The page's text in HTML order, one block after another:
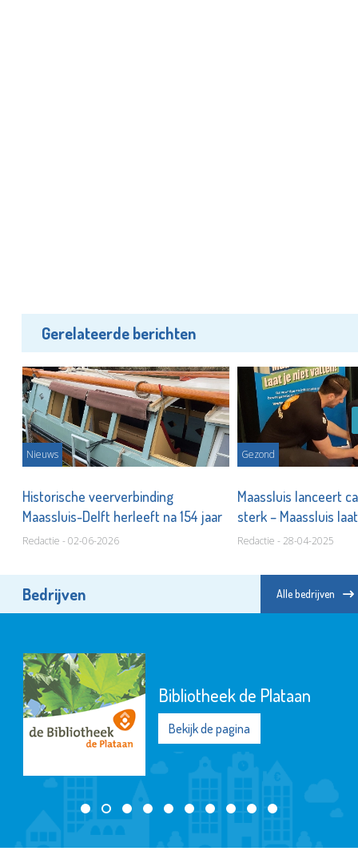
Gerelateerde berichten
Nieuws
Historische veerverbinding
Maassluis-Delft herleeft na 154 jaar
Redactie - 02-06-2026
Gezond
Maassluis lanceert
sterk – Maassluis
Redactie - 28-04-2025
Bedrijven Alle bedrijven
Bibliotheek de Plataan
Bekijk de pagina